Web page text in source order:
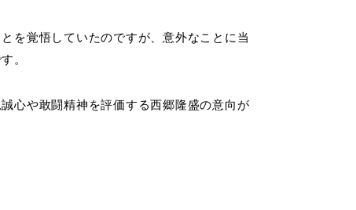
を覚悟していたのですが、意外なことに当
。
心や敢闘精神を評価する西郷隆盛の意向が